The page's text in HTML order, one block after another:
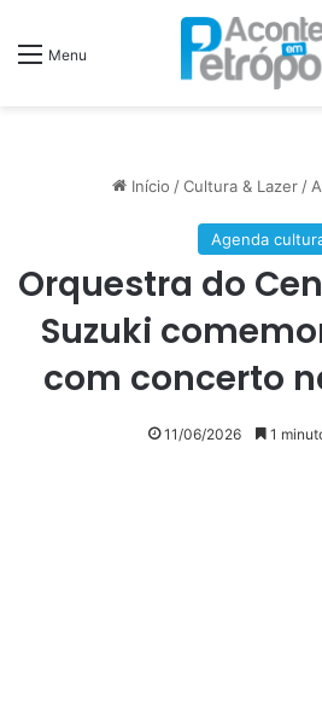
Menu
Início / Cultura & Lazer /
Agenda
Orquestra do
Suzuki
com concerto
11/06/2026 1